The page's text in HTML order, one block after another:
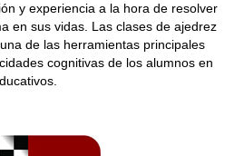
y experiencia a la hora de resolver
en sus vidas. Las clases de ajedrez
de las herramientas principales
cognitivas de los alumnos en